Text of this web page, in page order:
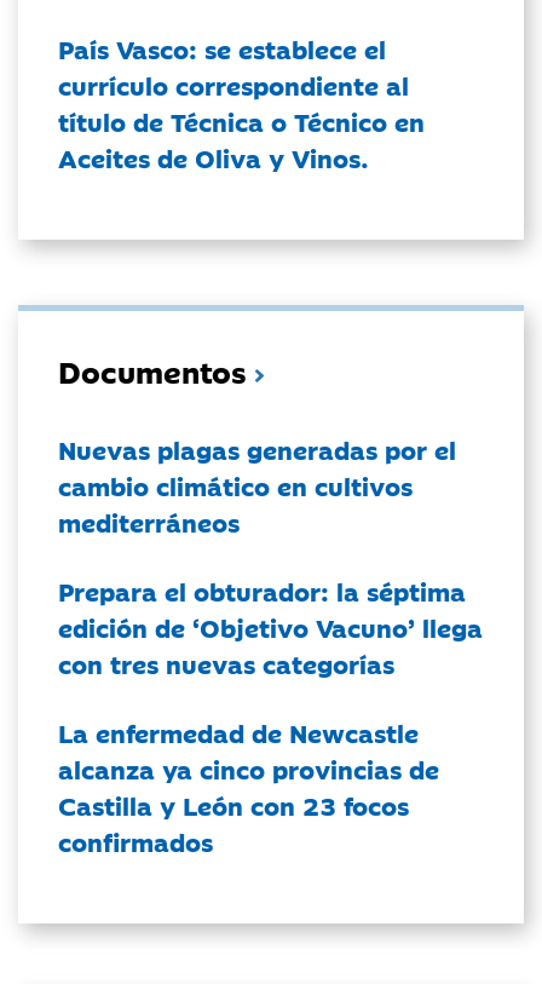
País Vasco: se establece el
currículo correspondiente al
título de Técnica o Técnico en
Aceites de Oliva y Vinos.
Documentos
Nuevas plagas generadas por el
cambio climático en cultivos
mediterráneos
Prepara el obturador: la séptima
edición de ‘Objetivo Vacuno’ llega
con tres nuevas categorías
La enfermedad de Newcastle
alcanza ya cinco provincias de
Castilla y León con 23 focos
confirmados